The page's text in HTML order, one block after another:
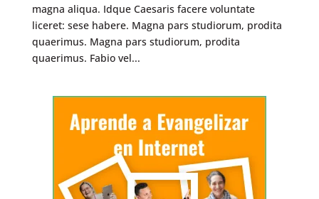
magna aliqua. Idque Caesaris facere voluntate
liceret: sese habere. Magna pars studiorum, prodita
quaerimus. Magna pars studiorum, prodita
quaerimus. Fabio vel...